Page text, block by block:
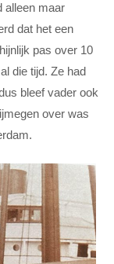
alleen maar
dat het een
pas over 10
die tijd. Ze had
bleef vader ook
over was